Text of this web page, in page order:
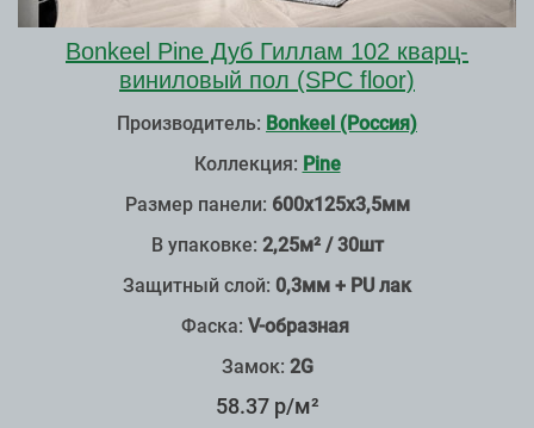
Bonkeel Pine Дуб Гиллам 102 кварц-
виниловый пол (SPC floor)
Производитель: Bonkeel (Россия)
Коллекция: Pine
Размер панели: 600х125х3,5мм
В упаковке: 2,25м² / 30шт
Защитный слой: 0,3мм + PU лак
Фаска: V-образная
Замок: 2G
58.37 р/м²